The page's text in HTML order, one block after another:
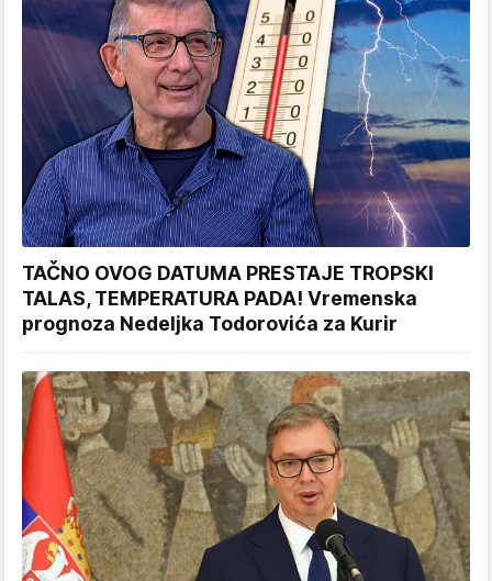
TAČNO OVOG DATUMA PRESTAJE TROPSKI
TALAS, TEMPERATURA PADA! Vremenska
prognoza Nedeljka Todorovića za Kurir